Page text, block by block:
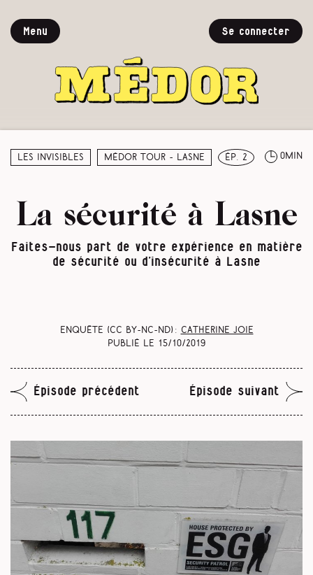
Menu Se connecter
Les invisibles Médor Tour - Lasne ép. 2 0min
La sécurité à Lasne
Faites-nous part de votre expérience en matière
de sécurité ou d’insécurité à Lasne
Enquête (CC BY-NC-ND) :
Catherine Joie
Publié le 15/10/2019
Épisode précédent Épisode suivant